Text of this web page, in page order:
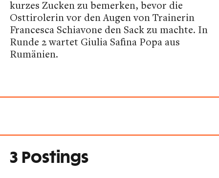
kurzes Zucken zu bemerken, bevor die
Osttirolerin vor den Augen von Trainerin
Francesca Schiavone den Sack zu machte. In
Runde 2 wartet Giulia Safina Popa aus
Rumänien.
3 Postings